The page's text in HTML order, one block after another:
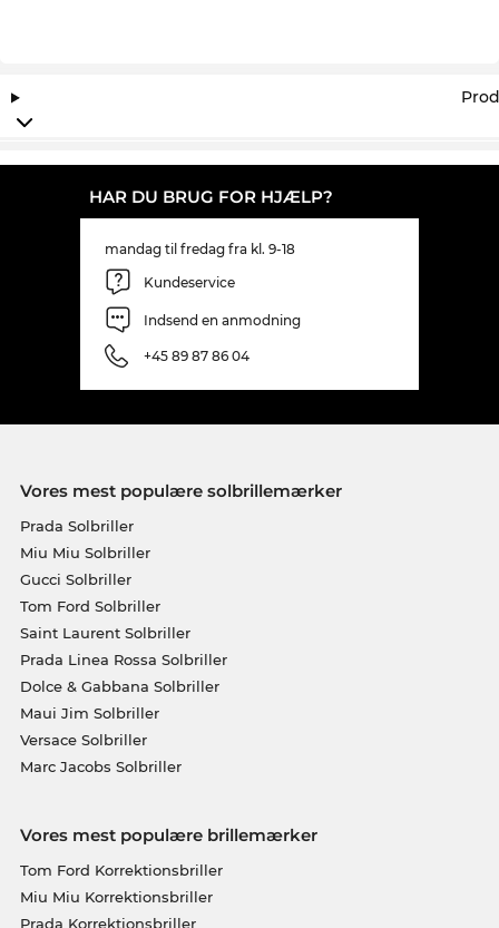
HAR DU BRUG FOR HJÆLP?
mandag til fredag fra kl. 9-18
Kundeservice
Indsend en anmodning
+45 89 87 86 04
Vores mest populære solbrillemærker
Prada Solbriller
Miu Miu Solbriller
Gucci Solbriller
Tom Ford Solbriller
Saint Laurent Solbriller
Prada Linea Rossa Solbriller
Dolce & Gabbana Solbriller
Maui Jim Solbriller
Versace Solbriller
Marc Jacobs Solbriller
Vores mest populære brillemærker
Tom Ford Korrektionsbriller
Miu Miu Korrektionsbriller
Prada Korrektionsbriller